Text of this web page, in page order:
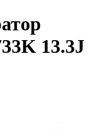
13.3J